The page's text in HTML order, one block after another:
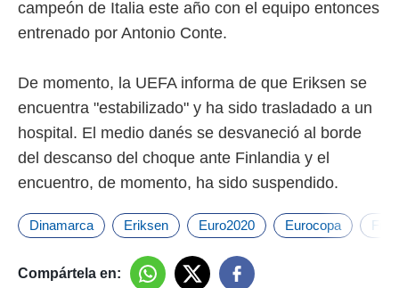
campeón de Italia este año con el equipo entonces
entrenado por Antonio Conte.
De momento, la UEFA informa de que Eriksen se
encuentra "estabilizado" y ha sido trasladado a un
hospital. El medio danés se desvaneció al borde
del descanso del choque ante Finlandia y el
encuentro, de momento, ha sido suspendido.
Dinamarca Eriksen Euro2020 Eurocopa
Compártela en: